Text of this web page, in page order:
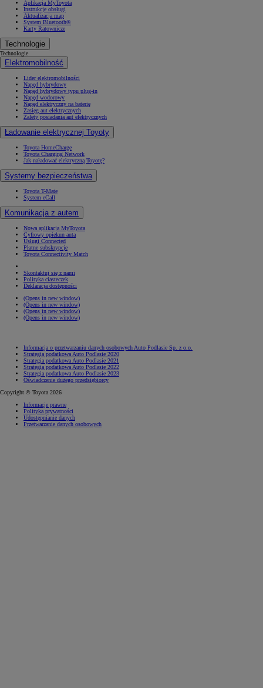
Aplikacja MyToyota
Instrukcje obsługi
Aktualizacja map
System Bluetooth®
Karty Ratownicze
Technologie
Technologie
Elektromobilność
Lider elektromobilności
Napęd hybrydowy
Napęd hybrydowy typu plug-in
Napęd wodorowy
Napęd elektryczny na baterię
Zasięg aut elektrycznych
Zalety posiadania aut elektrycznych
Ładowanie elektrycznej Toyoty
Toyota HomeCharge
Toyota Charging Network
Jak naładować elektryczną Toyotę?
Systemy bezpieczeństwa
Toyota T-Mate
System eCall
Komunikacja z autem
Nowa aplikacja MyToyota
Cyfrowy opiekun auta
Usługi Connected
Płatne subskrypcje
Toyota Connectivity Match
Skontaktuj się z nami
Polityka ciasteczek
Deklaracja dostępności
(Opens in new window)
(Opens in new window)
(Opens in new window)
(Opens in new window)
Informacja o przetwarzaniu danych osobowych Auto Podlasie Sp. z o.o.
Strategia podatkowa Auto Podlasie 2020
Strategia podatkowa Auto Podlasie 2021
Strategia podatkowa Auto Podlasie 2022
Strategia podatkowa Auto Podlasie 2023
Oświadczenie dużego przedsiębiorcy
Copyright © Toyota 2026
Informacje prawne
Polityka prywatności
Udostępnianie danych
Przetwarzanie danych osobowych